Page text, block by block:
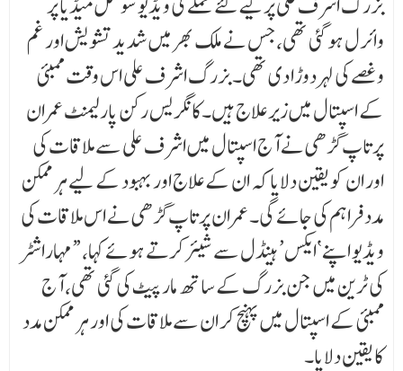
وائرل ہو گئی تھی، جس نے ملک بھر میں شدید تشویش اور غم
و غصے کی لہر دوڑا دی تھی۔ بزرگ اشرف علی اس وقت ممبئی
کے اسپتال میں زیر علاج ہیں۔کانگریس رکن پارلیمنٹ عمران
پرتاپ گڑھی نے آج اسپتال میں اشرف علی سے ملاقات کی
اور ان کو یقین دلایا کہ ان کے علاج اور بہبود کے لیے ہر ممکن
مدد فراہم کی جائے گی۔ عمران پرتاپ گڑھی نے اس ملاقات کی
ویڈیو اپنے ‘ایکس’ ہینڈل سے شیئر کرتے ہوئے کہا، “مہاراشٹر
کی ٹرین میں جن بزرگ کے ساتھ مار پیٹ کی گئی تھی، آج
ممبئی کے اسپتال میں پہنچ کر ان سے ملاقات کی اور ہر ممکن مدد
کا یقین دلایا۔